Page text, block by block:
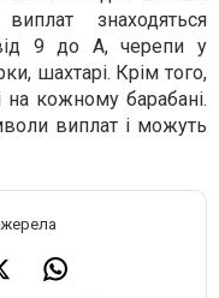
знаходяться
9 до A, черепи у
шахтарі. Крім того,
на кожному барабані.
виплат і можуть